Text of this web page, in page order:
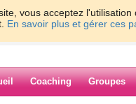
vous acceptez
En savoir plus et gérer ces
Coaching Groupes